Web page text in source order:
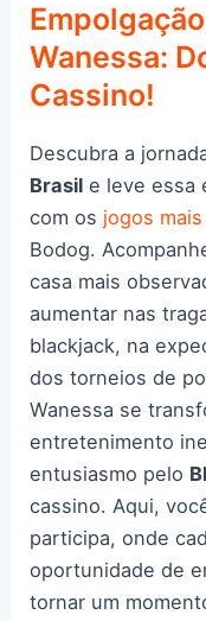
Wanessa:
Cassino!
Descubra a
Brasil e leve essa
com os jogos
Bodog.
casa mais
aumentar nas
blackjack, na
dos torneios de
Wanessa se
entretenimento
entusiasmo pelo
cassino. Aqui,
participa, onde
oportunidade de
tornar um